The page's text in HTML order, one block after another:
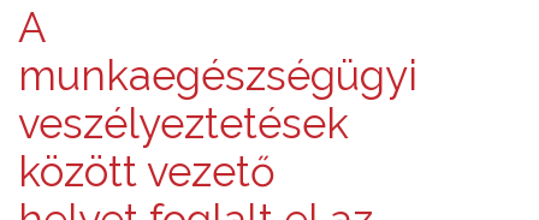
A
munkaegészségügyi
veszélyeztetések
között vezető